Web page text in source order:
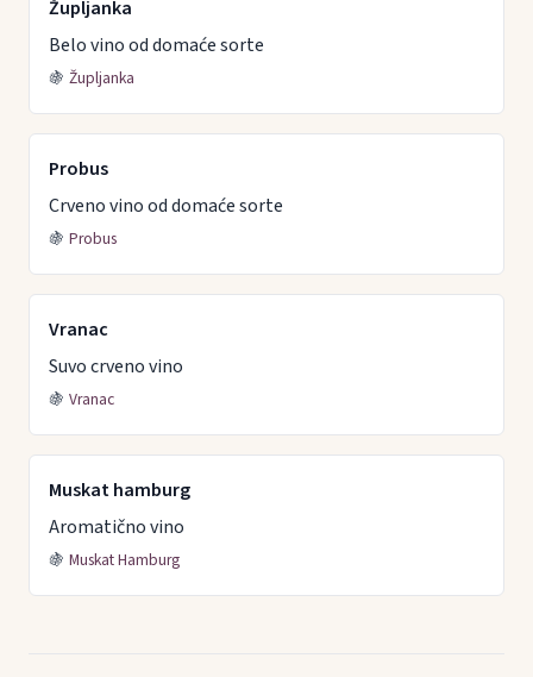
Župljanka
Belo vino od domaće sorte
🍇 Župljanka
Probus
Crveno vino od domaće sorte
🍇 Probus
Vranac
Suvo crveno vino
🍇 Vranac
Muskat hamburg
Aromatično vino
🍇 Muskat Hamburg